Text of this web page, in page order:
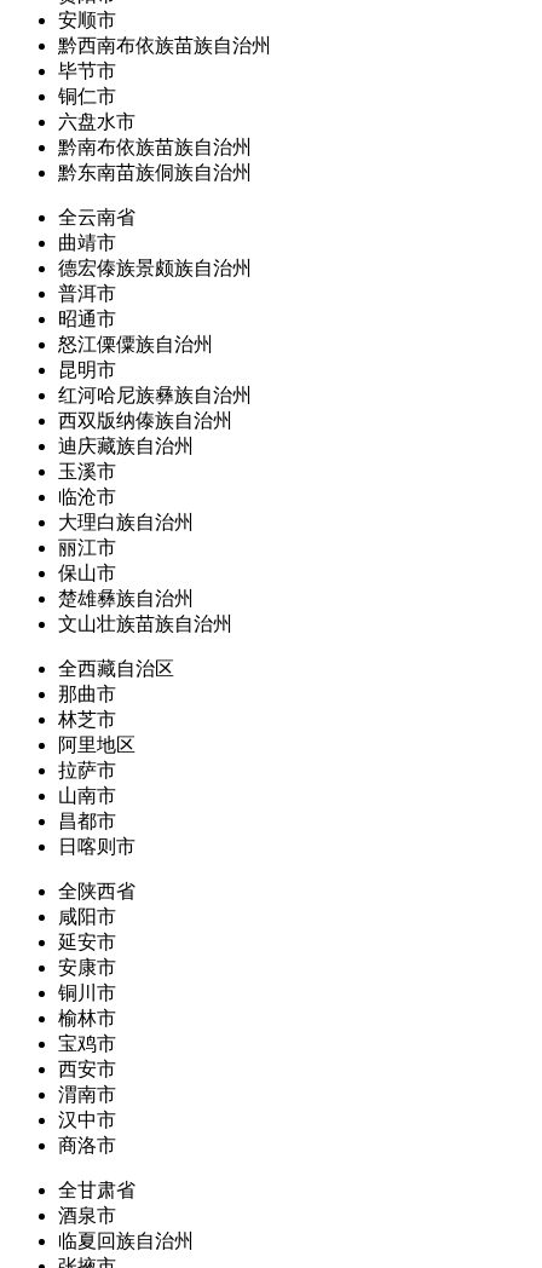
安顺市
黔西南布依族苗族自治州
毕节市
铜仁市
六盘水市
黔南布依族苗族自治州
黔东南苗族侗族自治州
全云南省
曲靖市
德宏傣族景颇族自治州
普洱市
昭通市
怒江傈僳族自治州
昆明市
红河哈尼族彝族自治州
西双版纳傣族自治州
迪庆藏族自治州
玉溪市
临沧市
大理白族自治州
丽江市
保山市
楚雄彝族自治州
文山壮族苗族自治州
全西藏自治区
那曲市
林芝市
阿里地区
拉萨市
山南市
昌都市
日喀则市
全陕西省
咸阳市
延安市
安康市
铜川市
榆林市
宝鸡市
西安市
渭南市
汉中市
商洛市
全甘肃省
酒泉市
临夏回族自治州